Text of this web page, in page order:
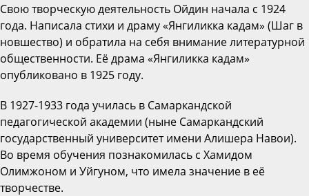
Свою творческую деятельность Ойдин начала с 1924
года. Написала стихи и драму «Янгиликка кадам» (Шаг в
новшество) и обратила на себя внимание литературной
общественности. Её драма «Янгиликка кадам»
опубликовано в 1925 году.
В 1927-1933 года училась в Самаркандской
педагогической академии (ныне Самаркандский
государственный университет имени Алишера Навои).
Во время обучения познакомилась с Хамидом
Олимжоном и Уйгуном, что имела значение в её
творчестве.